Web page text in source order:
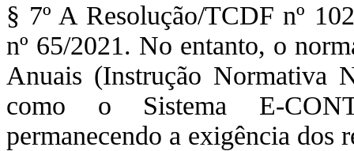
§ 7º A Resolução/TCDF nº
nº 65/2021. No entanto, o
Anuais (Instrução Normativa
como o Sistema E-
permanecendo a exigência dos